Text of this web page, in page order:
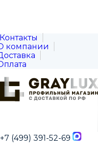
Контакты
компании
+7 (499) 391-52-69